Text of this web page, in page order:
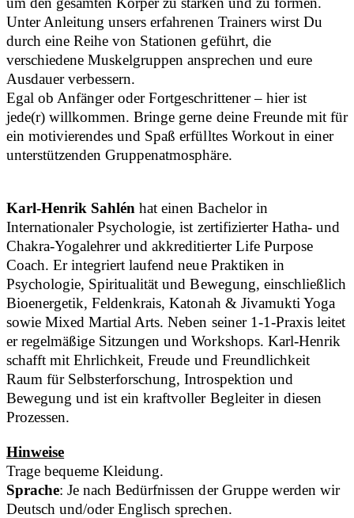
Unter Anleitung unsers erfahrenen Trainers wirst Du
durch eine Reihe von Stationen geführt, die
verschiedene Muskelgruppen ansprechen und eure
Ausdauer verbessern.
Egal ob Anfänger oder Fortgeschrittener – hier ist
jede(r) willkommen. Bringe gerne deine Freunde mit für
ein motivierendes und Spaß erfülltes Workout in einer
unterstützenden Gruppenatmosphäre.
Karl-Henrik Sahlén hat einen Bachelor in
Internationaler Psychologie, ist zertifizierter Hatha- und
Chakra-Yogalehrer und akkreditierter Life Purpose
Coach. Er integriert laufend neue Praktiken in
Psychologie, Spiritualität und Bewegung, einschließlich
Bioenergetik, Feldenkrais, Katonah & Jivamukti Yoga
sowie Mixed Martial Arts. Neben seiner 1-1-Praxis leitet
er regelmäßige Sitzungen und Workshops. Karl-Henrik
schafft mit Ehrlichkeit, Freude und Freundlichkeit
Raum für Selbsterforschung, Introspektion und
Bewegung und ist ein kraftvoller Begleiter in diesen
Prozessen.
Hinweise
Trage bequeme Kleidung.
Sprache: Je nach Bedürfnissen der Gruppe werden wir
Deutsch und/oder Englisch sprechen.